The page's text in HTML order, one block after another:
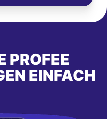
PROFEE
EINFACH